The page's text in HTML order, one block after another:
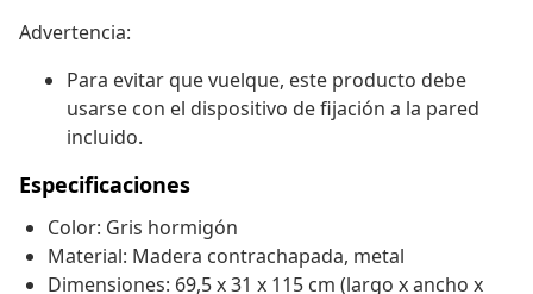
Advertencia:
Para evitar que vuelque, este producto debe
usarse con el dispositivo de fijación a la pared
incluido.
Especificaciones
Color: Gris hormigón
Material: Madera contrachapada, metal
Dimensiones: 69,5 x 31 x 115 cm (largo x ancho x